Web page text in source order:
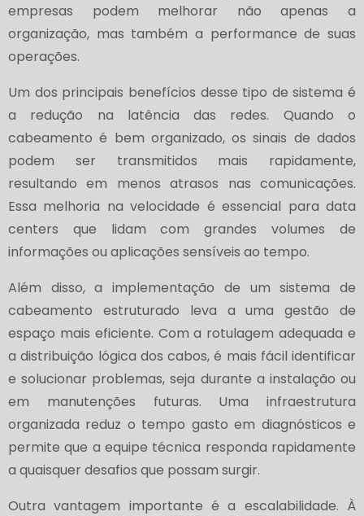
empresas podem melhorar não apenas a
organização, mas também a performance de suas
operações.
Um dos principais benefícios desse tipo de sistema é
a redução na latência das redes. Quando o
cabeamento é bem organizado, os sinais de dados
podem ser transmitidos mais rapidamente,
resultando em menos atrasos nas comunicações.
Essa melhoria na velocidade é essencial para data
centers que lidam com grandes volumes de
informações ou aplicações sensíveis ao tempo.
Além disso, a implementação de um sistema de
cabeamento estruturado leva a uma gestão de
espaço mais eficiente. Com a rotulagem adequada e
a distribuição lógica dos cabos, é mais fácil identificar
e solucionar problemas, seja durante a instalação ou
em manutenções futuras. Uma infraestrutura
organizada reduz o tempo gasto em diagnósticos e
permite que a equipe técnica responda rapidamente
a quaisquer desafios que possam surgir.
Outra vantagem importante é a escalabilidade. À